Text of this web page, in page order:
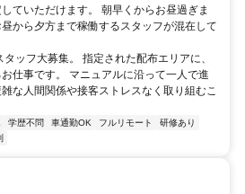
ていただけます。 朝早くからお昼過ぎま
から夕方まで稼働するスタッフが混在して
ッフ大募集。 指定された配布エリアに、
仕事です。 マニュアルに沿って一人で進
な人間関係や接客ストレスなく取り組むこ
学歴不問 車通勤OK フルリモート
研修あり